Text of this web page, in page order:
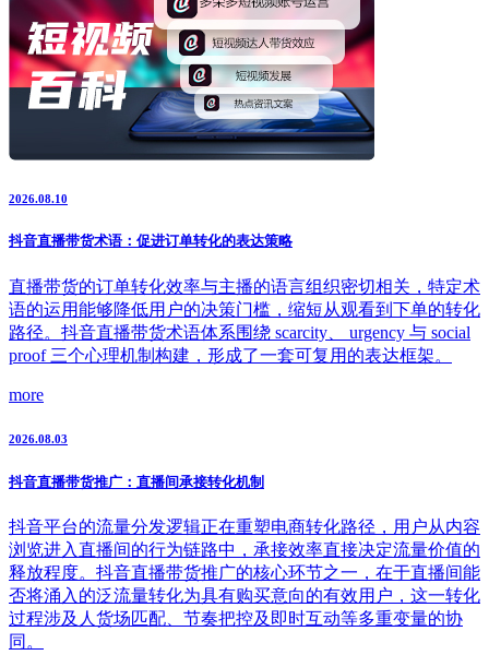
2026.08.10
抖音直播带货术语：促进订单转化的表达策略
直播带货的订单转化效率与主播的语言组织密切相关，特定术
语的运用能够降低用户的决策门槛，缩短从观看到下单的转化
路径。抖音直播带货术语体系围绕 scarcity、 urgency 与 social
proof 三个心理机制构建，形成了一套可复用的表达框架。
more
2026.08.03
抖音直播带货推广：直播间承接转化机制
抖音平台的流量分发逻辑正在重塑电商转化路径，用户从内容
浏览进入直播间的行为链路中，承接效率直接决定流量价值的
释放程度。抖音直播带货推广的核心环节之一，在于直播间能
否将涌入的泛流量转化为具有购买意向的有效用户，这一转化
过程涉及人货场匹配、节奏把控及即时互动等多重变量的协
同。